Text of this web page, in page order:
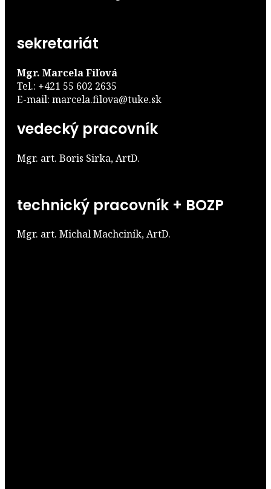
sekretariát
Mgr. Marcela Fiľová
Tel.: +421 55 602 2635
E-mail: marcela.filova@tuke.sk
vedecký pracovník
Mgr. art. Boris Sirka, ArtD.
technický pracovník + BOZP
Mgr. art. Michal Machciník, ArtD.